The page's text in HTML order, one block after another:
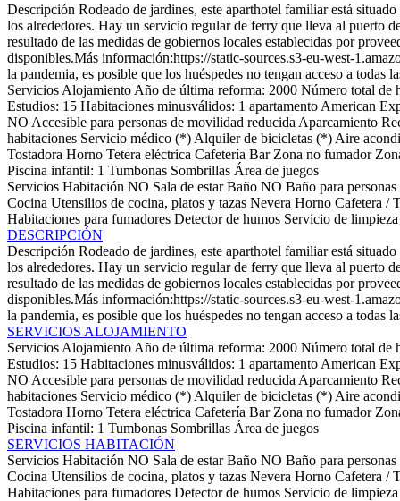
Descripción Rodeado de jardines, este aparthotel familiar está
los alrededores. Hay un servicio regular de ferry que lleva al puerto
resultado de las medidas de gobiernos locales establecidas por
disponibles.Más información:https://static-sources.s3-eu-west-
la pandemia, es posible que los huéspedes no tengan acceso a
Servicios Alojamiento Año de última reforma: 2000 Número total de
Estudios: 15 Habitaciones minusválidos: 1 apartamento American
NO Accesible para personas de movilidad reducida Aparcamiento
habitaciones Servicio médico (*) Alquiler de bicicletas (*) Aire
Tostadora Horno Tetera eléctrica Cafetería Bar Zona no fumador
Piscina infantil: 1 Tumbonas Sombrillas Área de juegos
Servicios Habitación NO Sala de estar Baño NO Baño para
Cocina Utensilios de cocina, platos y tazas Nevera Horno Cafetera /
Habitaciones para fumadores Detector de humos Servicio de
DESCRIPCIÓN
Descripción Rodeado de jardines, este aparthotel familiar está
los alrededores. Hay un servicio regular de ferry que lleva al puerto
resultado de las medidas de gobiernos locales establecidas por
disponibles.Más información:https://static-sources.s3-eu-west-
la pandemia, es posible que los huéspedes no tengan acceso a
SERVICIOS ALOJAMIENTO
Servicios Alojamiento Año de última reforma: 2000 Número total de
Estudios: 15 Habitaciones minusválidos: 1 apartamento American
NO Accesible para personas de movilidad reducida Aparcamiento
habitaciones Servicio médico (*) Alquiler de bicicletas (*) Aire
Tostadora Horno Tetera eléctrica Cafetería Bar Zona no fumador
Piscina infantil: 1 Tumbonas Sombrillas Área de juegos
SERVICIOS HABITACIÓN
Servicios Habitación NO Sala de estar Baño NO Baño para
Cocina Utensilios de cocina, platos y tazas Nevera Horno Cafetera /
Habitaciones para fumadores Detector de humos Servicio de